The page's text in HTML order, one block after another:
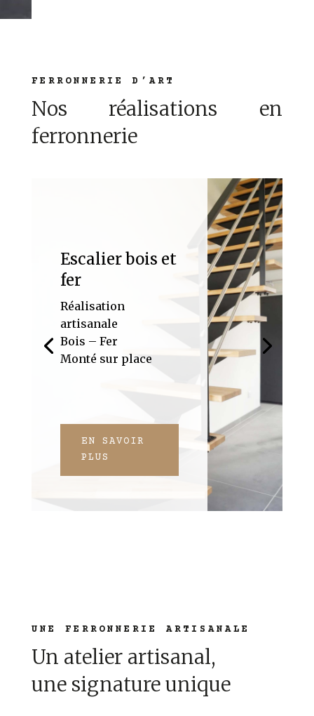
FERRONNERIE D’ART
Nos réalisations en
ferronnerie
Escalier bois et
fer
Réalisation
artisanale
Bois – Fer
Monté sur place
EN SAVOIR
PLUS
UNE FERRONNERIE ARTISANALE
Un atelier artisanal,
une signature unique